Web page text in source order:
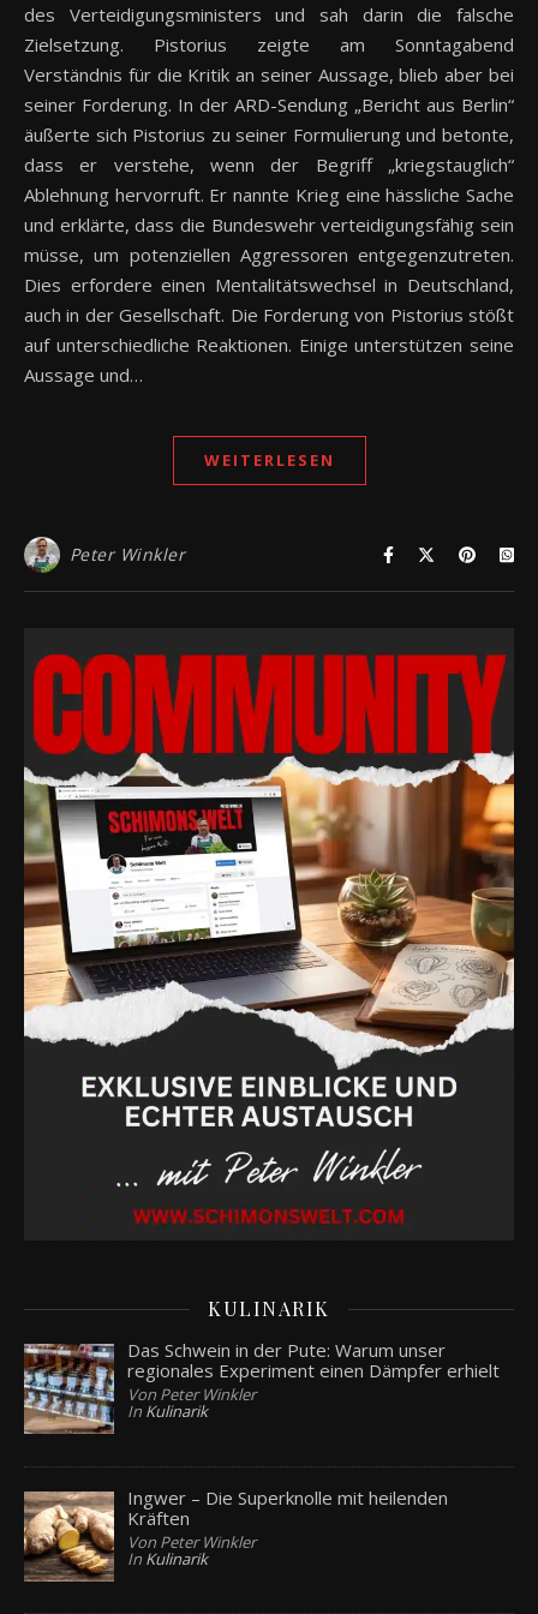
des Verteidigungsministers und sah darin die falsche
Zielsetzung. Pistorius zeigte am Sonntagabend
Verständnis für die Kritik an seiner Aussage, blieb aber bei
seiner Forderung. In der ARD-Sendung „Bericht aus Berlin“
äußerte sich Pistorius zu seiner Formulierung und betonte,
dass er verstehe, wenn der Begriff „kriegstauglich“
Ablehnung hervorruft. Er nannte Krieg eine hässliche Sache
und erklärte, dass die Bundeswehr verteidigungsfähig sein
müsse, um potenziellen Aggressoren entgegenzutreten.
Dies erfordere einen Mentalitätswechsel in Deutschland,
auch in der Gesellschaft. Die Forderung von Pistorius stößt
auf unterschiedliche Reaktionen. Einige unterstützen seine
Aussage und…
WEITERLESEN
Peter Winkler
KULINARIK
Das Schwein in der Pute: Warum unser
regionales Experiment einen Dämpfer erhielt
Von Peter Winkler
In Kulinarik
Ingwer – Die Superknolle mit heilenden
Kräften
Von Peter Winkler
In Kulinarik